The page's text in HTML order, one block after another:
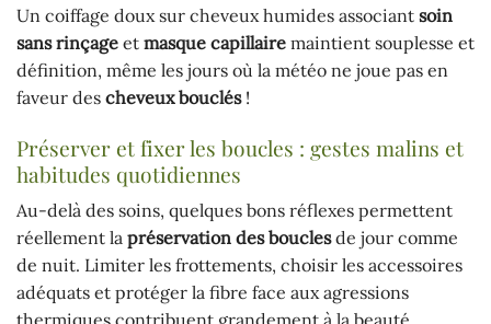
Un coiffage doux sur cheveux humides associant soin
sans rinçage et masque capillaire maintient souplesse et
définition, même les jours où la météo ne joue pas en
faveur des cheveux bouclés!
Préserver et fixer les boucles : gestes malins et
habitudes quotidiennes
Au-delà des soins, quelques bons réflexes permettent
réellement la préservation des bouclesde jour comme
de nuit. Limiter les frottements, choisir les accessoires
adéquats et protéger la fibre face aux agressions